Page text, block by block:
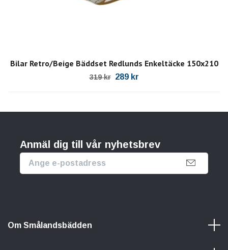
Bilar Retro/Beige Bäddset Redlunds Enkeltäcke 150x210
319 kr 289 kr
Anmäl dig till vår nyhetsbrev
Om Smålandsbädden